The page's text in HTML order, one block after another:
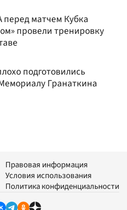
матчем Кубка
провели тренировку
подготовились
Гранаткина
Правовая информация
Условия использования
Политика конфиденциальности